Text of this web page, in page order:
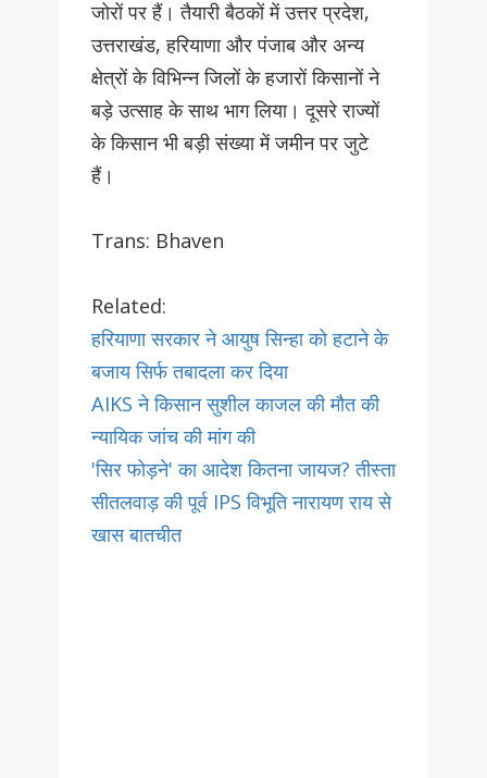
जोरों पर हैं। तैयारी बैठकों में उत्तर प्रदेश,
उत्तराखंड, हरियाणा और पंजाब और अन्य
क्षेत्रों के विभिन्न जिलों के हजारों किसानों ने
बड़े उत्साह के साथ भाग लिया। दूसरे राज्यों
के किसान भी बड़ी संख्या में जमीन पर जुटे
हैं।
Trans: Bhaven
Related:
हरियाणा सरकार ने आयुष सिन्हा को हटाने के
बजाय सिर्फ तबादला कर दिया
AIKS ने किसान सुशील काजल की मौत की
न्यायिक जांच की मांग की
'सिर फोड़ने' का आदेश कितना जायज? तीस्ता
सीतलवाड़ की पूर्व IPS विभूति नारायण राय से
खास बातचीत